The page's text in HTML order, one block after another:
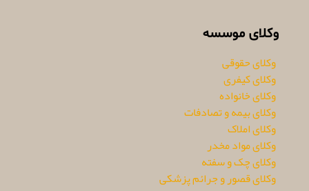
وکلای موسسه
وکلای حقوقی
وکلای کیفری
وکلای خانواده
وکلای بیمه و تصادفات
وکلای املاک
وکلای مواد مخدر
وکلای چک و سفته
وکلای قصور و جرائم پزشکی